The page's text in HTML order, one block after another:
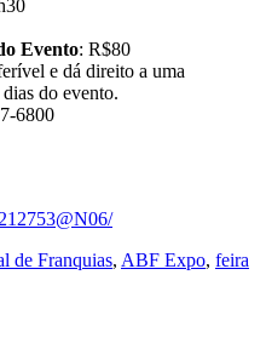
Evento: R$80
e dá direito a uma
do evento.
6800
de Franquias, ABF Expo, feira